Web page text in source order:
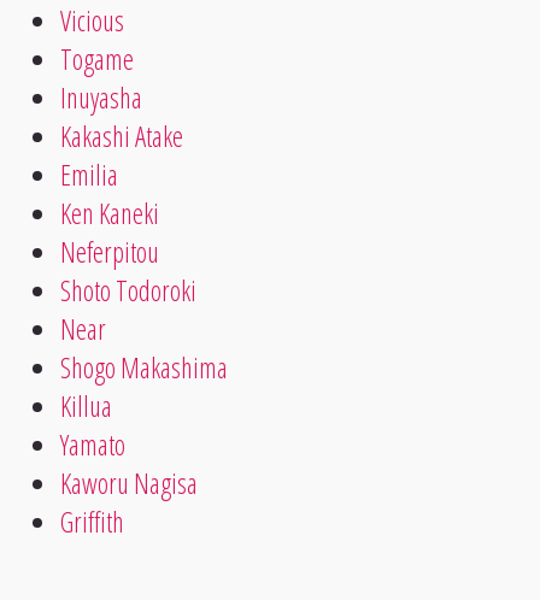
Vicious
Togame
Inuyasha
Kakashi Atake
Emilia
Ken Kaneki
Neferpitou
Shoto Todoroki
Near
Shogo Makashima
Killua
Yamato
Kaworu Nagisa
Griffith